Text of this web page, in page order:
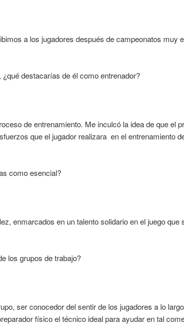
a los jugadores después de campeonatos muy
destacarías de él como entrenador?
de entrenamiento. Me inculcó la idea de que el
que el jugador realizara en el entrenamiento
como esencial?
enmarcados en un talento solidario en el juego
los grupos de trabajo?
ser conocedor del sentir de los jugadores a lo
físico el técnico ideal para ayudar en tal